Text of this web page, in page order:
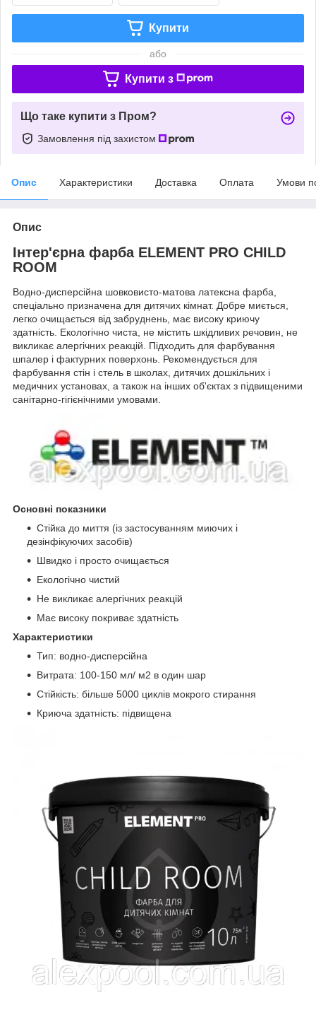
Купити
або
Купити з
Що таке купити з Пром?
Замовлення під захистом
Опис Характеристики Доставка Оплата Умови
Опис
Інтер'єрна фарба ELEMENT PRO CHILD
ROOM
Водно-дисперсійна шовковисто-матова латексна фарба,
спеціально призначена для дитячих кімнат. Добре миється,
легко очищається від забруднень, має високу криючу
здатність. Екологічно чиста, не містить шкідливих речовин, не
викликає алергічних реакцій. Підходить для фарбування
шпалер і фактурних поверхонь. Рекомендується для
фарбування стін і стель в школах, дитячих дошкільних і
медичних установах, а також на інших об'єктах з підвищеними
санітарно-гігієнічними умовами.
Основні показники
Стійка до миття (із застосуванням миючих і
дезінфікуючих засобів)
Швидко і просто очищається
Екологічно чистий
Не викликає алергічних реакцій
Має високу покриває здатність
Характеристики
Тип: водно-дисперсійна
Витрата: 100-150 мл/ м2 в один шар
Стійкість: більше 5000 циклів мокрого стирання
Криюча здатність: підвищена